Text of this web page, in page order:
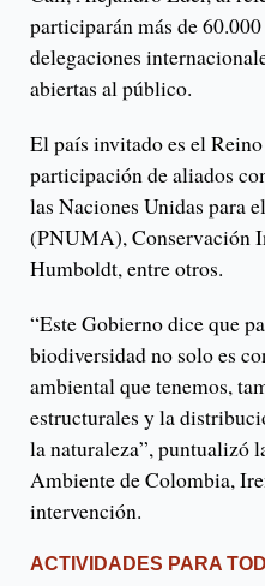
participarán más de
delegaciones
abiertas al público.
El país invitado es el
participación de aliados
las Naciones Unidas para
(PNUMA), Conservación
Humboldt, entre otros.
“Este Gobierno dice que
biodiversidad no solo es
ambiental que tenemos,
estructurales y la
la naturaleza”, puntualizó
Ambiente de Colombia,
intervención.
ACTIVIDADES PARA